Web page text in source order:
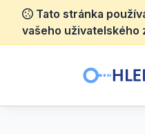
Tato stránka
vašeho uživatelského